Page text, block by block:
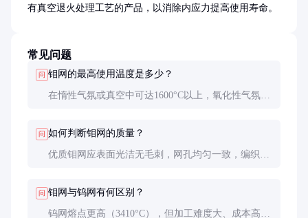
有真空退火处理工艺的产品，以消除内应力提高使用寿命。
常见问题
问 钼网的最高使用温度是多少？
在惰性气氛或真空中可达1600°C以上，氧化性气氛中
问 如何判断钼网的质量？
优质钼网应表面光洁无毛刺，网孔均匀一致，编织紧
问 钼网与钨网有何区别？
钨网熔点更高（3410°C），但加工难度大、成本高。